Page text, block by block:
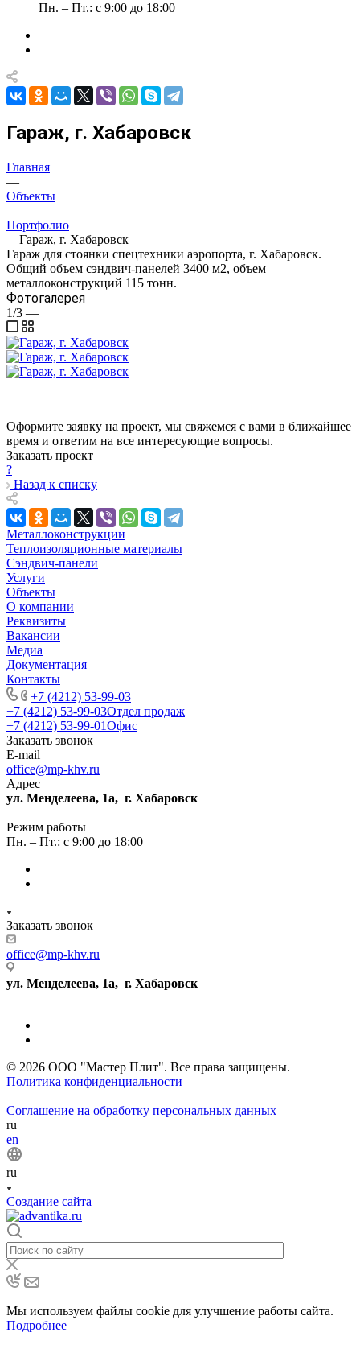
Пн. – Пт.: с 9:00 до 18:00
Гараж, г. Хабаровск
Главная
—
Объекты
—
Портфолио
—Гараж, г. Хабаровск
Гараж для стоянки спецтехники аэропорта, г. Хабаровск.
Общий объем сэндвич-панелей 3400 м2, объем
металлоконструкций 115 тонн.
Фотогалерея
1/3 —
Оформите заявку на проект, мы свяжемся с вами в ближайшее
время и ответим на все интересующие вопросы.
Заказать проект
?
Назад к списку
Металлоконструкции
Теплоизоляционные материалы
Сэндвич-панели
Услуги
Объекты
О компании
Реквизиты
Вакансии
Медиа
Документация
Контакты
+7 (4212) 53-99-03
+7 (4212) 53-99-03Отдел продаж
+7 (4212) 53-99-01Офис
Заказать звонок
E-mail
office@mp-khv.ru
Адрес
ул. Менделеева, 1а, г. Хабаровск
Режим работы
Пн. – Пт.: с 9:00 до 18:00
Заказать звонок
office@mp-khv.ru
ул. Менделеева, 1а, г. Хабаровск
© 2026 ООО "Мастер Плит". Все права защищены.
Политика конфиденциальности
Соглашение на обработку персональных данных
ru
en
ru
Создание сайта
Мы используем файлы cookie для улучшение работы сайта.
Подробнее